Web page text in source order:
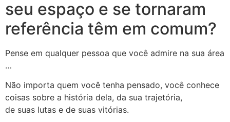
seu espaço e se tornaram
referência têm em comum?
Pense em qualquer pessoa que você admire na sua área
…
Não importa quem você tenha pensado, você conhece
coisas sobre a história dela, da sua trajetória,
de suas lutas e de suas vitórias.